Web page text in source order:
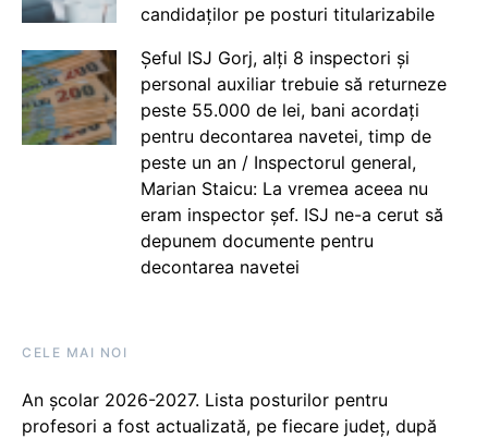
candidaților pe posturi titularizabile
Șeful ISJ Gorj, alți 8 inspectori și
personal auxiliar trebuie să returneze
peste 55.000 de lei, bani acordați
pentru decontarea navetei, timp de
peste un an / Inspectorul general,
Marian Staicu: La vremea aceea nu
eram inspector șef. ISJ ne-a cerut să
depunem documente pentru
decontarea navetei
CELE MAI NOI
An școlar 2026-2027. Lista posturilor pentru
profesori a fost actualizată, pe fiecare județ, după